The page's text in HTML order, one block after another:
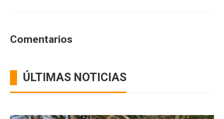
Comentarios
ÚLTIMAS NOTICIAS